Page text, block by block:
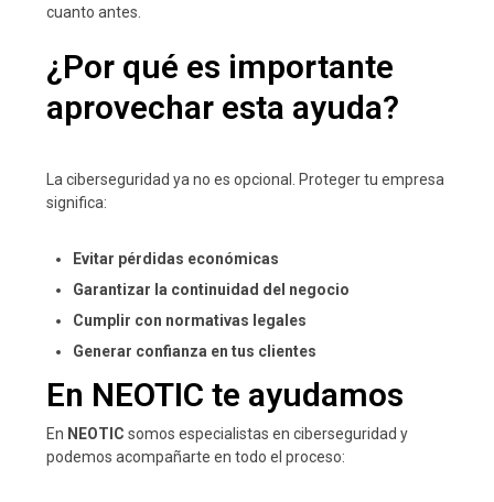
cuanto antes.
¿Por qué es importante
aprovechar esta ayuda?
La ciberseguridad ya no es opcional. Proteger tu empresa
significa:
Evitar pérdidas económicas
Garantizar la continuidad del negocio
Cumplir con normativas legales
Generar confianza en tus clientes
En NEOTIC te ayudamos
En NEOTIC somos especialistas en ciberseguridad y
podemos acompañarte en todo el proceso: